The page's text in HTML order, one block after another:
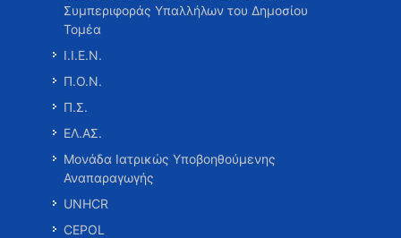
Συμπεριφοράς Υπαλλήλων του Δημοσίου
Τομέα
Ι.Ι.Ε.Ν.
Π.Ο.Ν.
Π.Σ.
ΕΛ.ΑΣ.
Μονάδα Ιατρικώς Υποβοηθούμενης
Αναπαραγωγής
UNHCR
CEPOL